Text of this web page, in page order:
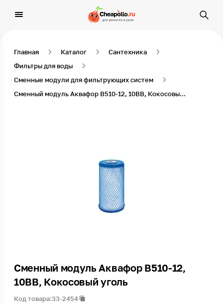
Главная Каталог
Сантехника
Фильтры для воды
Сменные модули для фильтрующих систем
Сменный модуль Аквафор В510-12, 10ВВ, Кокосовый уголь
Сменный модуль Аквафор В510-12,
10ВВ, Кокосовый уголь
Код товара:33-2454